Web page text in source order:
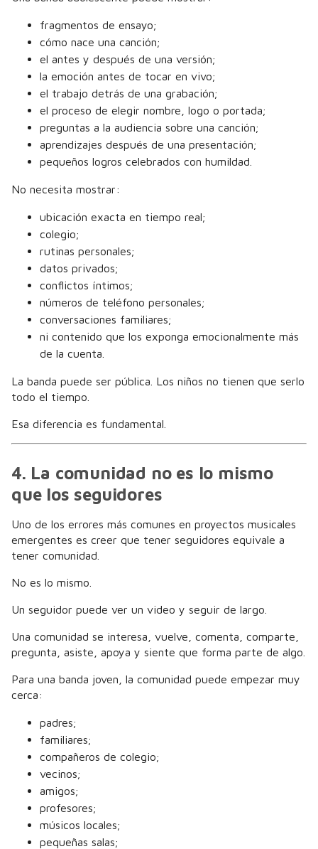
fragmentos de ensayo;
cómo nace una canción;
el antes y después de una versión;
la emoción antes de tocar en vivo;
el trabajo detrás de una grabación;
el proceso de elegir nombre, logo o portada;
preguntas a la audiencia sobre una canción;
aprendizajes después de una presentación;
pequeños logros celebrados con humildad.
No necesita mostrar:
ubicación exacta en tiempo real;
colegio;
rutinas personales;
datos privados;
conflictos íntimos;
números de teléfono personales;
conversaciones familiares;
ni contenido que los exponga emocionalmente más
de la cuenta.
La banda puede ser pública. Los niños no tienen que serlo
todo el tiempo.
Esa diferencia es fundamental.
4. La comunidad no es lo mismo
que los seguidores
Uno de los errores más comunes en proyectos musicales
emergentes es creer que tener seguidores equivale a
tener comunidad.
No es lo mismo.
Un seguidor puede ver un video y seguir de largo.
Una comunidad se interesa, vuelve, comenta, comparte,
pregunta, asiste, apoya y siente que forma parte de algo.
Para una banda joven, la comunidad puede empezar muy
cerca:
padres;
familiares;
compañeros de colegio;
vecinos;
amigos;
profesores;
músicos locales;
pequeñas salas;